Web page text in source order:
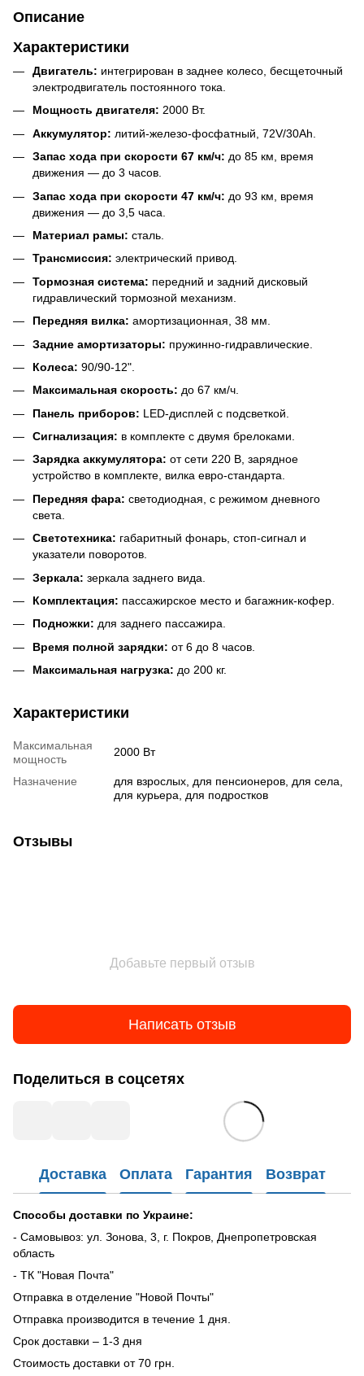
Описание
Характеристики
Двигатель: интегрирован в заднее колесо, бесщеточный
электродвигатель постоянного тока.
Мощность двигателя: 2000 Вт.
Аккумулятор: литий-железо-фосфатный, 72V/30Ah.
Запас хода при скорости 67 км/ч: до 85 км, время
движения — до 3 часов.
Запас хода при скорости 47 км/ч: до 93 км, время
движения — до 3,5 часа.
Материал рамы: сталь.
Трансмиссия: электрический привод.
Тормозная система: передний и задний дисковый
гидравлический тормозной механизм.
Передняя вилка: амортизационная, 38 мм.
Задние амортизаторы: пружинно-гидравлические.
Колеса: 90/90-12".
Максимальная скорость: до 67 км/ч.
Панель приборов: LED-дисплей с подсветкой.
Сигнализация: в комплекте с двумя брелоками.
Зарядка аккумулятора: от сети 220 В, зарядное
устройство в комплекте, вилка евро-стандарта.
Передняя фара: светодиодная, с режимом дневного
света.
Светотехника: габаритный фонарь, стоп-сигнал и
указатели поворотов.
Зеркала: зеркала заднего вида.
Комплектация: пассажирское место и багажник-кофер.
Подножки: для заднего пассажира.
Время полной зарядки: от 6 до 8 часов.
Максимальная нагрузка: до 200 кг.
Характеристики
Максимальная
мощность
2000 Вт
Назначение
для взрослых, для пенсионеров, для села,
для курьера, для подростков
Отзывы
Добавьте первый отзыв
Написать отзыв
Поделиться в соцсетях
Доставка Оплата Гарантия Возврат
Способы доставки по Украине:
- Самовывоз: ул. Зонова, 3, г. Покров, Днепропетровская
область
- ТК "Новая Почта"
Отправка в отделение "Новой Почты"
Отправка производится в течение 1 дня.
Срок доставки – 1-3 дня
Стоимость доставки от 70 грн.